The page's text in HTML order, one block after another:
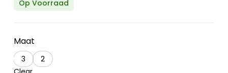
Op Voorraad
Maat
3
2